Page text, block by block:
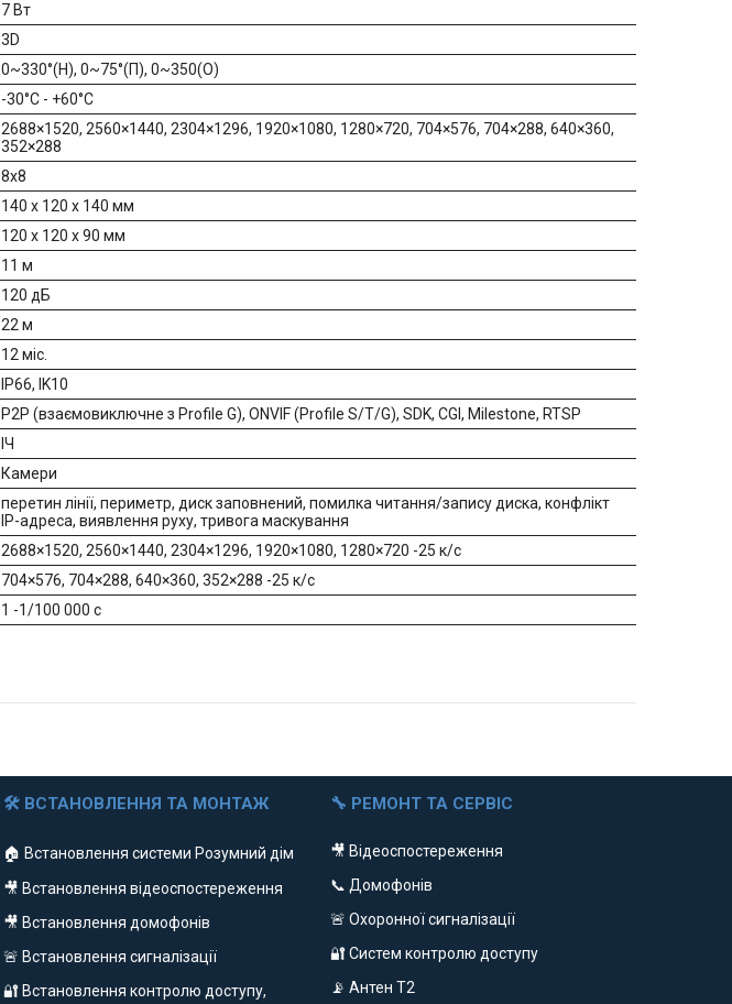
7 Вт
3D
0~330°(Н), 0~75°(П), 0~350(О)
-30°C - +60°C
2688×1520, 2560×1440, 2304×1296, 1920×1080, 1280×720, 704×576, 704×288, 640×360,
352×288
8x8
140 x 120 x 140 мм
120 х 120 х 90 мм
11 м
120 дБ
22 м
12 міс.
IP66, IK10
P2P (взаємовиключне з Profile G), ONVIF (Profile S/T/G), SDK, CGI, Milestone, RTSP
ІЧ
Камери
перетин лінії, периметр, диск заповнений, помилка читання/запису диска, конфлікт
IP-адреса, виявлення руху, тривога маскування
2688×1520, 2560×1440, 2304×1296, 1920×1080, 1280×720 -25 к/с
704×576, 704×288, 640×360, 352×288 -25 к/с
1 -1/100 000 с
🛠 ВСТАНОВЛЕННЯ ТА МОНТАЖ
🏠 Встановлення системи Розумний дім
🎥 Встановлення відеоспостереження
🎥 Встановлення домофонів
🚨 Встановлення сигналізації
🔐 Встановлення контролю доступу,
🔧 РЕМОНТ ТА СЕРВІС
🎥 Відеоспостереження
📞 Домофонів
🚨 Охоронної сигналізації
🔐 Систем контролю доступу
📡 Антен Т2